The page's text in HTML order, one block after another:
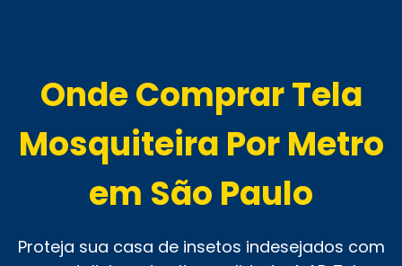
Onde Comprar Tela
Mosquiteira Por Metro
em São Paulo
Proteja sua casa de insetos indesejados com